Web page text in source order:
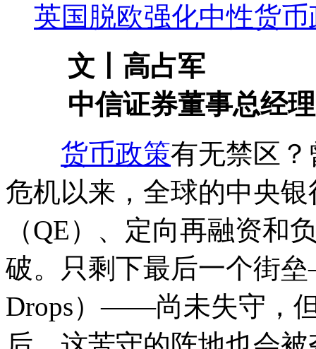
英国脱欧强化中性货币
文丨高占军
中信证券董事总经理
货币政策有无禁区？
危机以来，全球的中央
（QE）、定向再融资和
破。只剩下最后一个街
Drops）——尚未失守，